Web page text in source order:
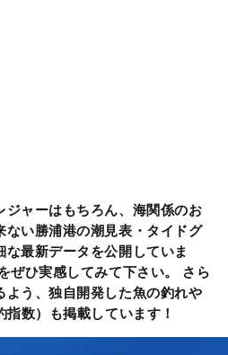
ジャーはもちろん、海関係のお
ない勝浦港の潮見表・タイドグ
最新データを公開していま
ぜひ実感してみて下さい。 さら
よう、独自開発した魚の釣れや
数）も掲載しています！